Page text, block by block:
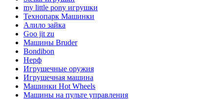
my little pony игрушки
Технопарк Машинки
Алило зайка
Goo jit zu
Машины Bruder
Bondibon
Нерф
Игрушечные оружия
Игрушечная машина
Машинки Hot Wheels
Машины на пульте управления